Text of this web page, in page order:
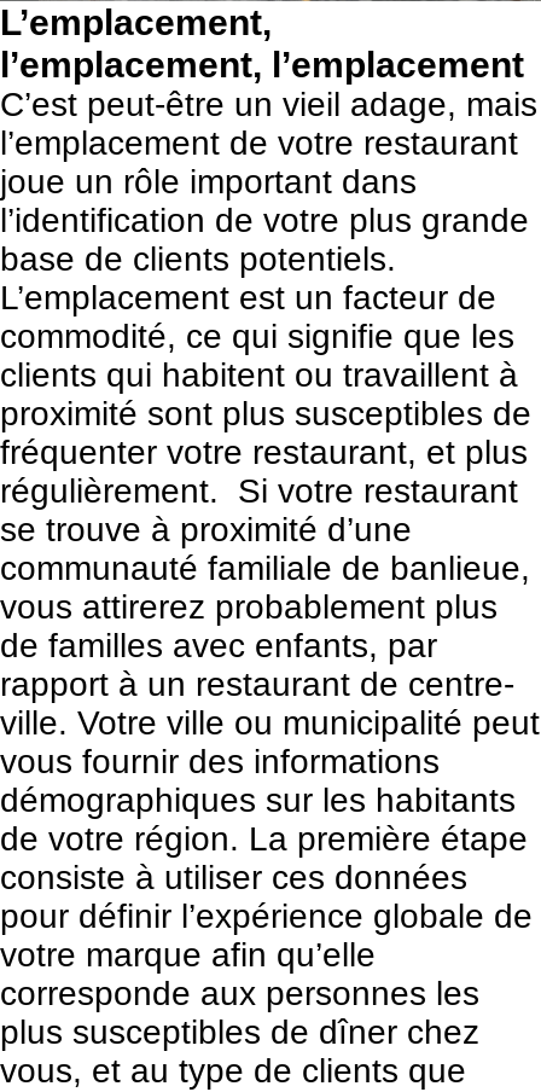
L’emplacement,
l’emplacement, l’emplacement
C’est peut-être un vieil adage, mais
l’emplacement de votre restaurant
joue un rôle important dans
l’identification de votre plus grande
base de clients potentiels.
L’emplacement est un facteur de
commodité, ce qui signifie que les
clients qui habitent ou travaillent à
proximité sont plus susceptibles de
fréquenter votre restaurant, et plus
régulièrement. Si votre restaurant
se trouve à proximité d’une
communauté familiale de banlieue,
vous attirerez probablement plus
de familles avec enfants, par
rapport à un restaurant de centre-
ville. Votre ville ou municipalité peut
vous fournir des informations
démographiques sur les habitants
de votre région. La première étape
consiste à utiliser ces données
pour définir l’expérience globale de
votre marque afin qu’elle
corresponde aux personnes les
plus susceptibles de dîner chez
vous, et au type de clients que